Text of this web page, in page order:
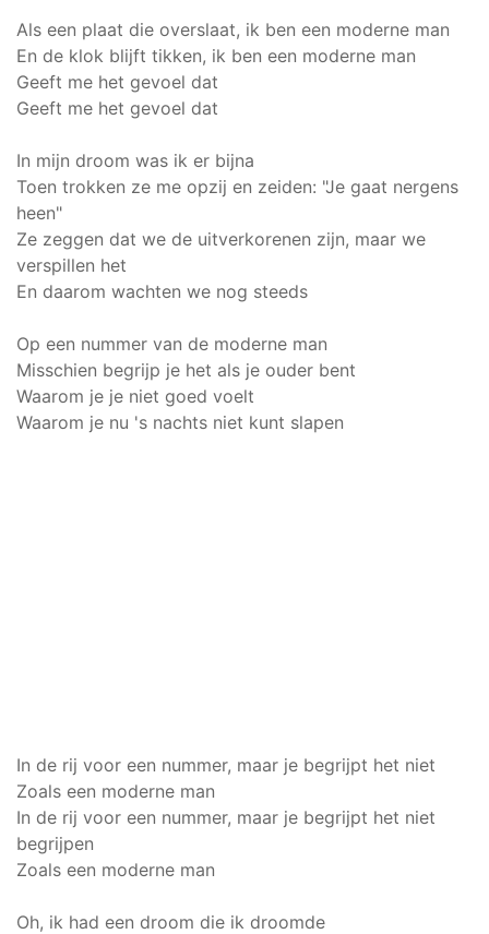
Als een plaat die overslaat, ik ben een moderne man
En de klok blijft tikken, ik ben een moderne man
Geeft me het gevoel dat
Geeft me het gevoel dat
In mijn droom was ik er bijna
Toen trokken ze me opzij en zeiden: "Je gaat nergens
heen"
Ze zeggen dat we de uitverkorenen zijn, maar we
verspillen het
En daarom wachten we nog steeds
Op een nummer van de moderne man
Misschien begrijp je het als je ouder bent
Waarom je je niet goed voelt
Waarom je nu 's nachts niet kunt slapen
In de rij voor een nummer, maar je begrijpt het niet
Zoals een moderne man
In de rij voor een nummer, maar je begrijpt het niet
begrijpen
Zoals een moderne man
Oh, ik had een droom die ik droomde